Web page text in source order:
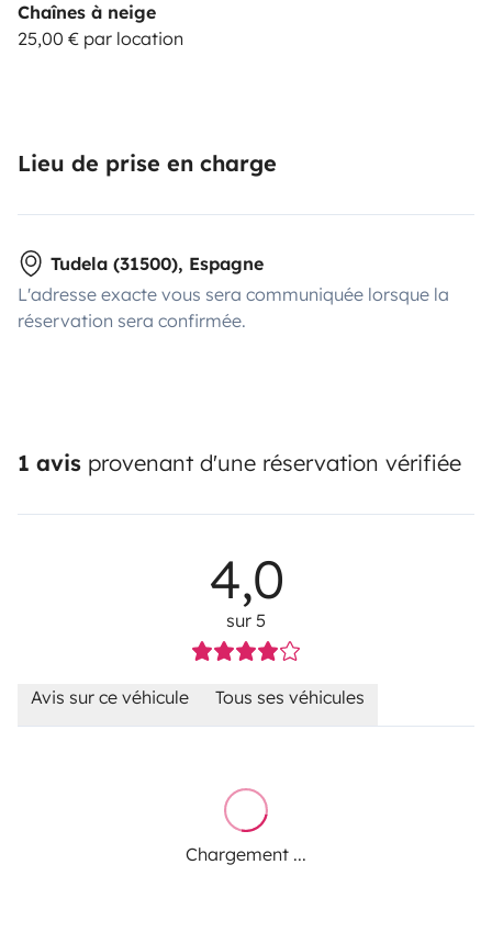
Chaînes à neige
25,00 € par location
Lieu de prise en charge
Tudela (31500), Espagne
L'adresse exacte vous sera communiquée lorsque la
réservation sera confirmée.
1 avis provenant d'une réservation vérifiée
4,0
sur 5
Avis sur ce véhicule Tous ses véhicules
Chargement ...